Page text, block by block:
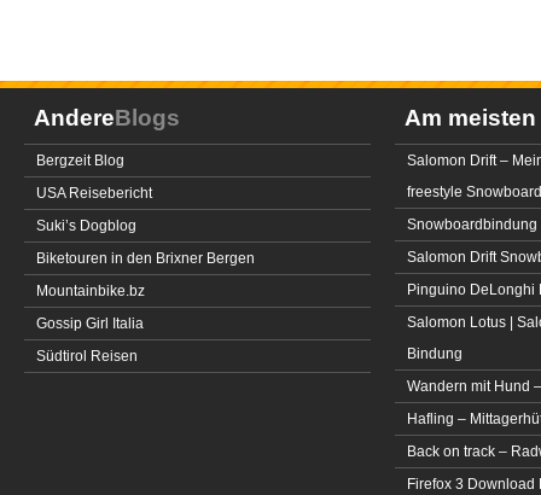
AndereBlogs
Bergzeit Blog
USA Reisebericht
Suki’s Dogblog
Biketouren in den Brixner Bergen
Mountainbike.bz
Gossip Girl Italia
Südtirol Reisen
Am meisten
Salomon Drift –
freestyle Snowboard
Snowboardbindung
Salomon Drift
Pinguino DeLonghi
Salomon Lotus |
Bindung
Wandern mit Hund
Hafling –
Back on track –
Firefox 3 Download